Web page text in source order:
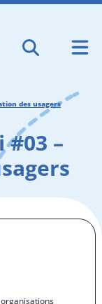
des usagers
#03 –